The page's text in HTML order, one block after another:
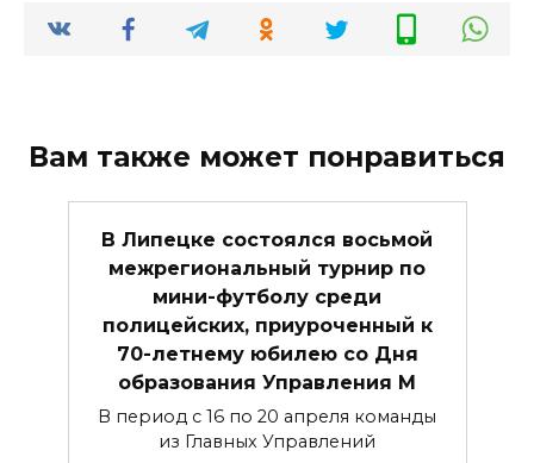
Вам также может понравиться
В Липецке состоялся восьмой
межрегиональный турнир по
мини-футболу среди
полицейских, приуроченный к
70-летнему юбилею со Дня
образования Управления М
В период с 16 по 20 апреля команды
из Главных Управлений